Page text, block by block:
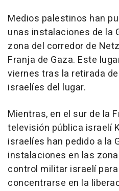
Medios palestinos han
unas instalaciones de la
zona del corredor de
Franja de Gaza. Este
viernes tras la retirada
israelíes del lugar.
Mientras, en el sur de la
televisión pública israelí
israelíes han pedido a la
instalaciones en las
control militar israelí
concentrarse en la